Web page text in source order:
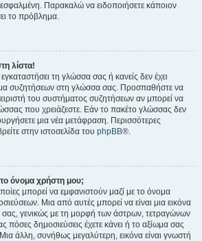
εσφαλμένη. Παρακαλώ να ειδοποιήσετε κάποιον
το πρόβλημα.
λίστα!
εγκαταστήσει τη γλώσσα σας ή κανείς δεν έχει
συζητήσεων στη γλώσσα σας. Προσπαθήστε να
του συστήματος συζητήσεων αν μπορεί να
που χρειάζεστε. Εάν το πακέτο γλώσσας δεν
μια νέα μετάφραση. Περισσότερες
στην ιστοσελίδα του phpBB®.
όνομα χρήστη μου;
μπορεί να εμφανιστούν μαζί με το όνομα
Μια από αυτές μπορεί να είναι μια εικόνα
σας, γενικώς με τη μορφή των άστρων, τετραγώνων
πόσες δημοσιεύσεις έχετε κάνει ή το αξίωμα σας
άλλη, συνήθως μεγαλύτερη, εικόνα είναι γνωστή